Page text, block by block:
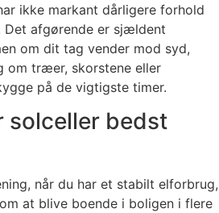
ikke markant dårligere forhold
Det afgørende er sjældent
om dit tag vender mod syd,
om træer, skorstene eller
på de vigtigste timer.
solceller bedst
når du har et stabilt elforbrug,
at blive boende i boligen i flere